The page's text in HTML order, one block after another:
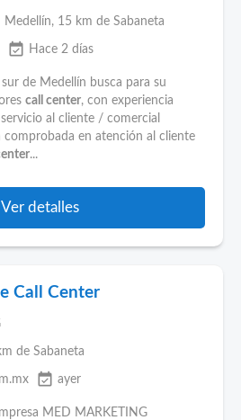
Medellín, 15 km de Sabaneta
event_available Hace 2 días
de Medellín busca para su
call center, con experiencia
al cliente / comercial
comprobada en atención al cliente
...
Ver detalles
Call Center
de Sabaneta
event_available ayer
MED MARKETING